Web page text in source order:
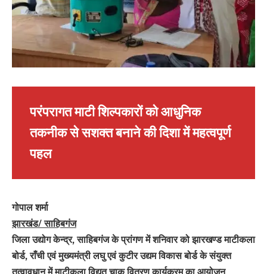
परंपरागत माटी शिल्पकारों को आधुनिक
तकनीक से सशक्त बनाने की दिशा में महत्वपूर्ण
पहल
गोपाल शर्मा
झारखंड/ साहिबगंज
जिला उद्योग केन्द्र, साहिबगंज के प्रांगण में शनिवार को झारखण्ड माटीकला
बोर्ड, राँची एवं मुख्यमंत्री लघु एवं कुटीर उद्यम विकास बोर्ड के संयुक्त
तत्वावधान में माटीकला विद्युत चाक वितरण कार्यक्रम का आयोजन